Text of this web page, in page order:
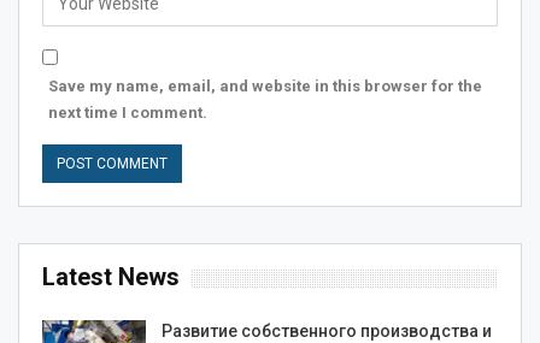
Save my name, email, and website in this browser for the
next time I comment.
Latest News
Развитие собственного производства и